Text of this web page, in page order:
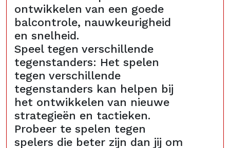
ontwikkelen van een goede
balcontrole, nauwkeurigheid
en snelheid.
Speel tegen verschillende
tegenstanders: Het spelen
tegen verschillende
tegenstanders kan helpen bij
het ontwikkelen van nieuwe
strategieën en tactieken.
Probeer te spelen tegen
spelers die beter zijn dan jij om